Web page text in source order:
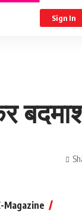
Sign In
Magazine